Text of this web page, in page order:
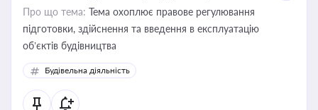
Про що тема: Тема охоплює правове регулювання
підготовки, здійснення та введення в експлуатацію
об’єктів будівництва
Будівельна діяльність